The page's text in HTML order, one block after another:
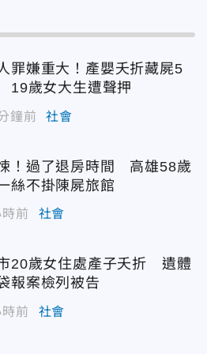
罪嫌重大！產嬰夭折藏屍5
歲女大生遭聲押
鐘前 社會
！過了退房時間 高雄58歲
絲不掛陳屍旅館
前 社會
20歲女住處產子夭折 遺體
報案檢列被告
前 社會